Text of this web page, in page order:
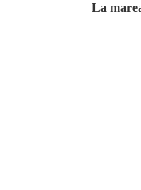
La